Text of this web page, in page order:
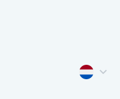
Menu